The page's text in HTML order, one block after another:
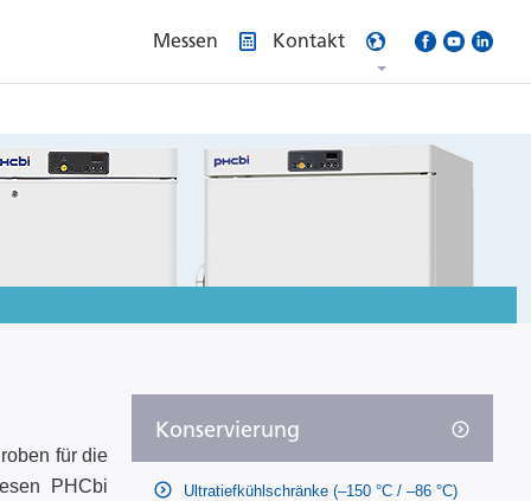
Messen Kontakt
für die
PHCbi
Konservierung
Ultratiefkühlschränke (–150 °C / –86 °C)